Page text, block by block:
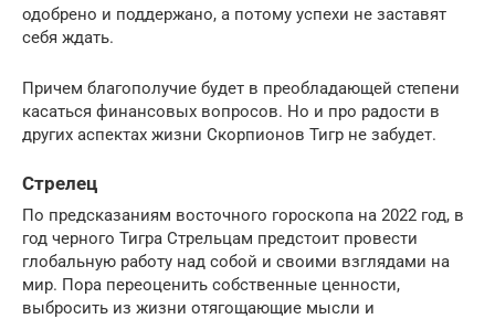
одобрено и поддержано, а потому успехи не заставят
себя ждать.
Причем благополучие будет в преобладающей степени
касаться финансовых вопросов. Но и про радости в
других аспектах жизни Скорпионов Тигр не забудет.
Стрелец
По предсказаниям восточного гороскопа на 2022 год, в
год черного Тигра Стрельцам предстоит провести
глобальную работу над собой и своими взглядами на
мир. Пора переоценить собственные ценности,
выбросить из жизни отягощающие мысли и